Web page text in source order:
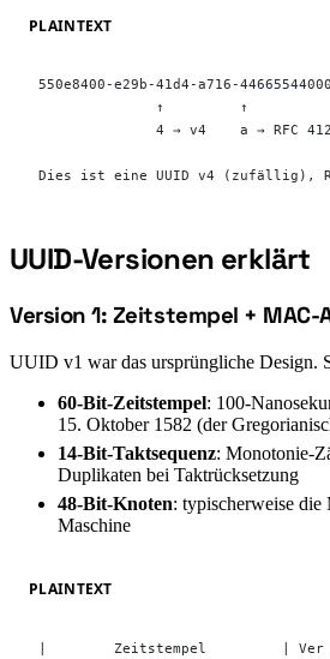
PLAINTEXT
550e8400-e29b-41d4-a716-
              ↑         ↑
4 → v4    a → RFC
Dies ist eine UUID v4 (zufällig),
#
UUID-Versionen erklärt
#
Version 1: Zeitstempel + MAC-
UUID v1 war das ursprüngliche Design.
60-Bit-Zeitstempel: 100-
15. Oktober 1582 (der
14-Bit-Taktsequenz: Monotonie-
Duplikaten bei Taktrücksetzung
48-Bit-Knoten: typischerweise
Maschine
PLAINTEXT
|        Zeitstempel         | Ver